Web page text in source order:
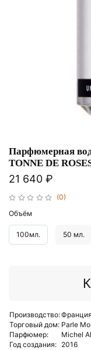
(0)
Парфюмерная
TONNE DE
21 640 ₽
Объём
100мл. 50 мл.
Производство:Франция
Торговый дом: Parle
Парфюмер:
Michel
Год создания: 2016